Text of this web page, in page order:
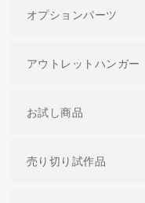
オプションパーツ
アウトレットハンガー
お試し商品
売り切り試作品